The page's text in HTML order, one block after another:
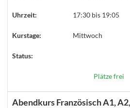
Uhrzeit: 17:30 bis 19:05
Kurstage: Mittwoch
Status:
Plätze frei
Abendkurs Französisch A1,